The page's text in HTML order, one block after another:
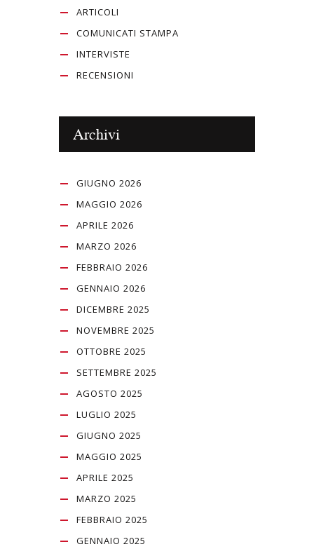
ARTICOLI
COMUNICATI STAMPA
INTERVISTE
RECENSIONI
Archivi
GIUGNO 2026
MAGGIO 2026
APRILE 2026
MARZO 2026
FEBBRAIO 2026
GENNAIO 2026
DICEMBRE 2025
NOVEMBRE 2025
OTTOBRE 2025
SETTEMBRE 2025
AGOSTO 2025
LUGLIO 2025
GIUGNO 2025
MAGGIO 2025
APRILE 2025
MARZO 2025
FEBBRAIO 2025
GENNAIO 2025